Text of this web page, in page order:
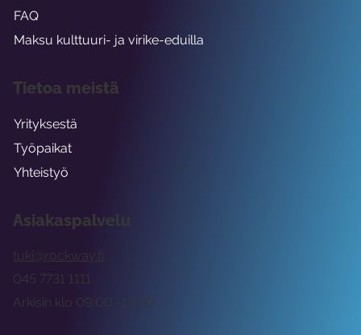
Asiakaspalvelu
tuki@rockway.fi
Arkisin klo 09:00 -15:00
045 7731 1111
FAQ
Maksu kulttuuri- ja virike-eduilla
Tietoa meistä
Yrityksestä
Työpaikat
Yhteistyö